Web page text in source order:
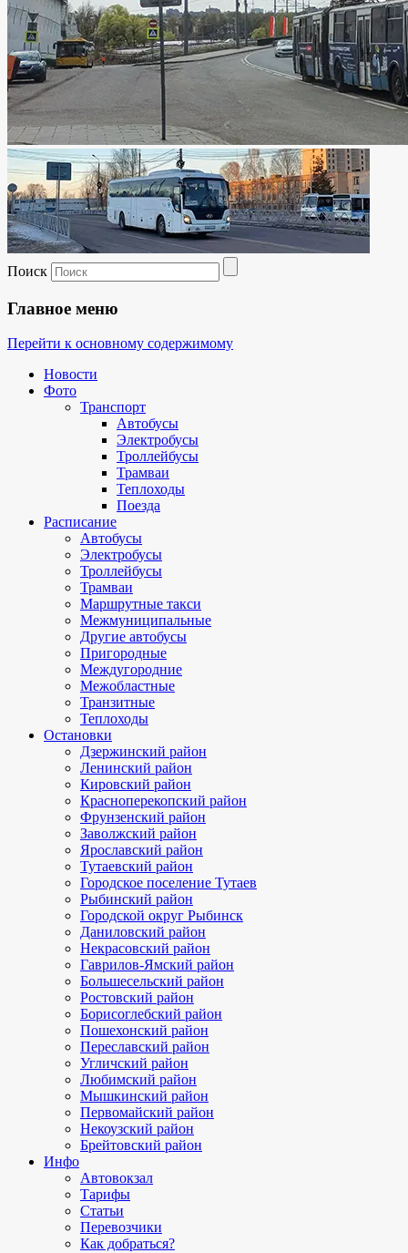
Поиск
Главное меню
Перейти к основному содержимому
Новости
Фото
Транспорт
Автобусы
Электробусы
Троллейбусы
Трамваи
Теплоходы
Поезда
Расписание
Автобусы
Электробусы
Троллейбусы
Трамваи
Маршрутные такси
Межмуниципальные
Другие автобусы
Пригородные
Междугородние
Межобластные
Транзитные
Теплоходы
Остановки
Дзержинский район
Ленинский район
Кировский район
Красноперекопский район
Фрунзенский район
Заволжский район
Ярославский район
Тутаевский район
Городское поселение Тутаев
Рыбинский район
Городской округ Рыбинск
Даниловский район
Некрасовский район
Гаврилов-Ямский район
Большесельский район
Ростовский район
Борисоглебский район
Пошехонский район
Переславский район
Угличский район
Любимский район
Мышкинский район
Первомайский район
Некоузский район
Брейтовский район
Инфо
Автовокзал
Тарифы
Статьи
Перевозчики
Как добраться?